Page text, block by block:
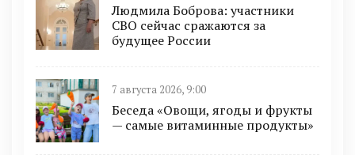
Людмила Боброва: участники
СВО сейчас сражаются за
будущее России
7 августа 2026, 9:00
Беседа «Овощи, ягоды и фрукты
— самые витаминные продукты»